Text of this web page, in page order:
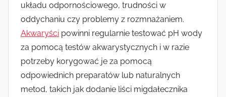
układu odpornościowego, trudności w
oddychaniu czy problemy z rozmnażaniem.
Akwaryści powinni regularnie testować pH wody
za pomocą testów akwarystycznych i w razie
potrzeby korygować je za pomocą
odpowiednich preparatów lub naturalnych
metod, takich jak dodanie liści migdałecznika